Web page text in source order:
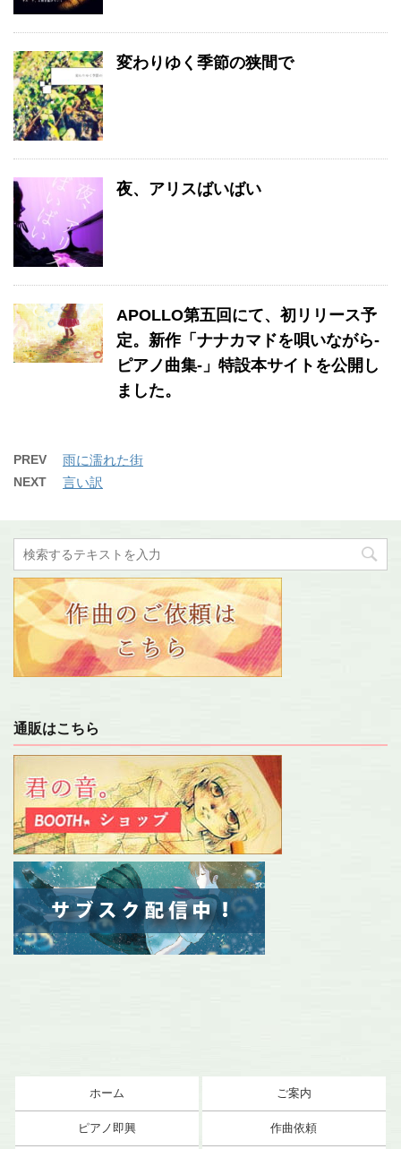
変わりゆく季節の狭間で
夜、アリスばいばい
APOLLO第五回にて、初リリース予
定。新作「ナナカマドを唄いながら-
ピアノ曲集-」特設本サイトを公開し
ました。
PREV 雨に濡れた街
NEXT 言い訳
通販はこちら
ホーム ご案内
ピアノ即興 作曲依頼